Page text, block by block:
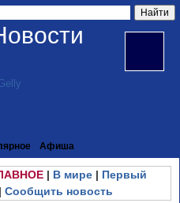
Афиша
| В мире| Первый
| Сообщить новость